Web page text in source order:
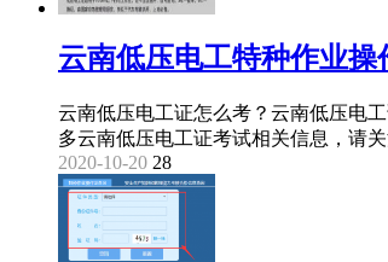
云南低压电工特种作业操
云南低压电工证怎么考？云南低压电
多云南低压电工证考试相关信息，请
2020-10-20 28